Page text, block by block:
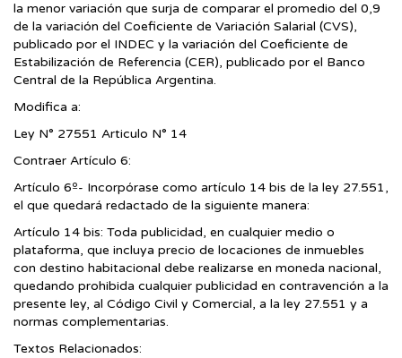
la menor variación que surja de comparar el promedio del 0,9
de la variación del Coeficiente de Variación Salarial (CVS),
publicado por el INDEC y la variación del Coeficiente de
Estabilización de Referencia (CER), publicado por el Banco
Central de la República Argentina.
Modifica a:
Ley N° 27551 Articulo N° 14
Contraer Artículo 6:
Artículo 6º- Incorpórase como artículo 14 bis de la ley 27.551,
el que quedará redactado de la siguiente manera:
Artículo 14 bis: Toda publicidad, en cualquier medio o
plataforma, que incluya precio de locaciones de inmuebles
con destino habitacional debe realizarse en moneda nacional,
quedando prohibida cualquier publicidad en contravención a la
presente ley, al Código Civil y Comercial, a la ley 27.551 y a
normas complementarias.
Textos Relacionados: